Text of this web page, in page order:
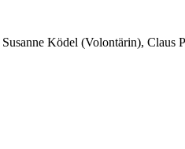
Susanne Ködel (Volontärin), Claus